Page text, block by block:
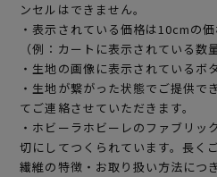
ンセルはできません。
・表示されている価格は10cmの価
（例：カートに表示されている数
・生地の画像に表示されているボ
・生地が繋がった状態でご提供で
てご連絡させていただきます。
・ホビーラホビーレのファブリッ
切にしてつくられています。長く
繊維の特徴・お取り扱い方法につ